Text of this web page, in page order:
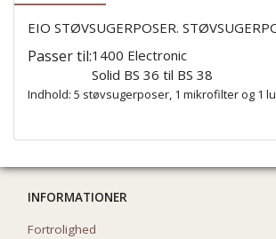
EIO STØVSUGERPOSER.
Passer til:1400 Electronic
Solid BS 36 til BS 38
Indhold: 5 støvsugerposer, 1 mikrofilter og 1
INFORMATIONER
Fortrolighed